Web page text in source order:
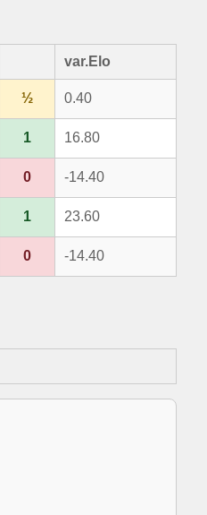
var.Elo
½ 0.40
1 16.80
0 -14.40
1 23.60
0 -14.40